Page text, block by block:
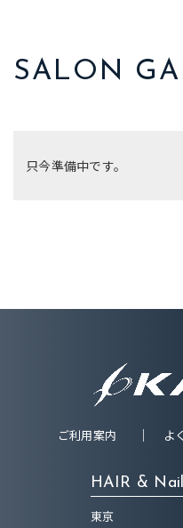
SALON
只今準備中です。
ご利用案内 よ
HAIR &
東京